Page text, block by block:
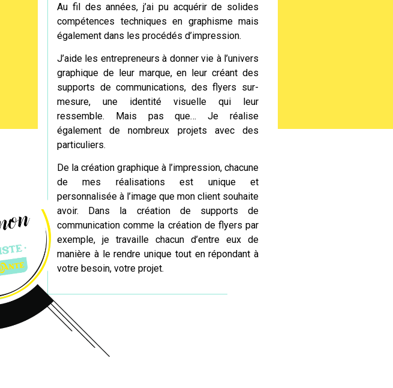
Au fil des années, j’ai pu acquérir de solides
compétences techniques en graphisme mais
également dans les procédés d’impression.
J’aide les entrepreneurs à donner vie à l’univers
graphique de leur marque, en leur créant des
supports de communications, desflyers sur-
mesure, une identité visuelle qui leur
ressemble. Mais pas que… Je réalise
également de nombreux projets avec des
particuliers.
De la création graphique à l’impression, chacune
de mes réalisations est unique et
personnalisée à l’image que mon client souhaite
avoir. Dans la création de supports de
communication comme la création de flyers par
exemple, je travaille chacun d’entre eux de
manière à le rendre unique tout en répondant à
votre besoin, votre projet.